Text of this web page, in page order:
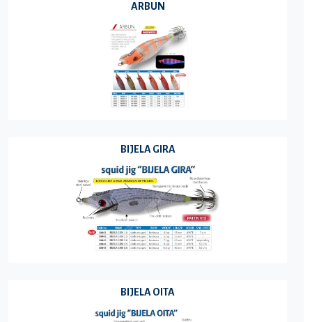
ARBUN
BIJELA GIRA
BIJELA OITA